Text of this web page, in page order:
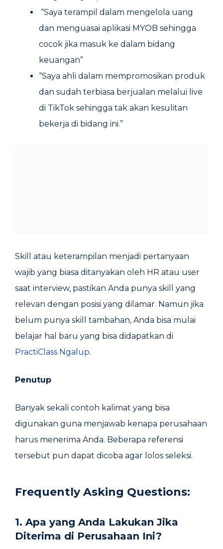
“Saya terampil dalam mengelola uang
dan menguasai aplikasi MYOB sehingga
cocok jika masuk ke dalam bidang
keuangan”
“Saya ahli dalam mempromosikan produk
dan sudah terbiasa berjualan melalui live
di TikTok sehingga tak akan kesulitan
bekerja di bidang ini.”
Skill atau keterampilan menjadi pertanyaan
wajib yang biasa ditanyakan oleh HR atau user
saat interview, pastikan Anda punya skill yang
relevan dengan posisi yang dilamar. Namun jika
belum punya skill tambahan, Anda bisa mulai
belajar hal baru yang bisa didapatkan di
PractiClass Ngalup.
Penutup
Banyak sekali contoh kalimat yang bisa
digunakan guna menjawab kenapa perusahaan
harus menerima Anda. Beberapa referensi
tersebut pun dapat dicoba agar lolos seleksi.
Frequently Asking Questions:
1. Apa yang Anda Lakukan Jika
Diterima di Perusahaan Ini?